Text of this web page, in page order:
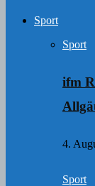
Sport
Sport
ifm
4.
Sport